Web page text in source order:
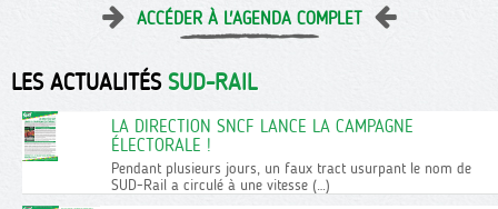
ACCÉDER À L'AGENDA COMPLET
LES ACTUALITÉS SUD-RAIL
LA DIRECTION SNCF LANCE LA CAMPAGNE
ÉLECTORALE !
Pendant plusieurs jours, un faux tract usurpant le nom de
SUD-Rail a circulé à une vitesse (…)